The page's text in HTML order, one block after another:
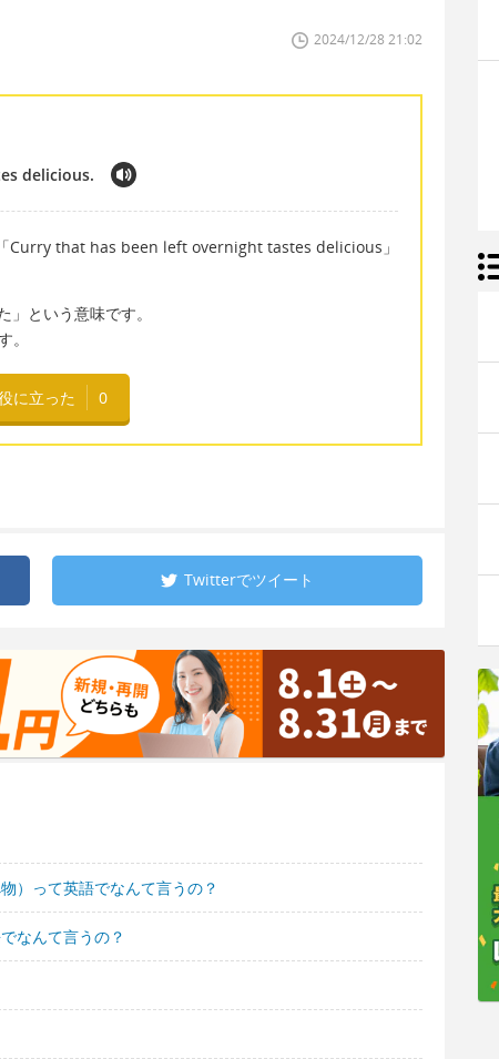
2024/12/28 21:02
delicious.
Curry that has been left overnight tastes delicious」
という意味です。
に立った 0
Twitterでツイート
）って英語でなんて言うの？
なんて言うの？